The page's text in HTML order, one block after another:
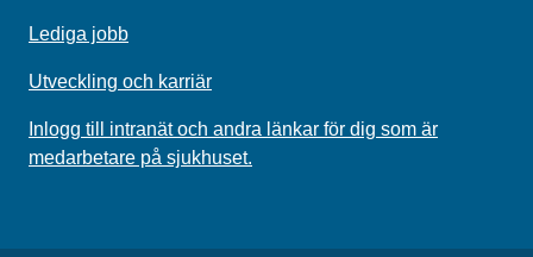
Lediga jobb
Utveckling och karriär
Inlogg till intranät och andra länkar för dig som är
medarbetare på sjukhuset.